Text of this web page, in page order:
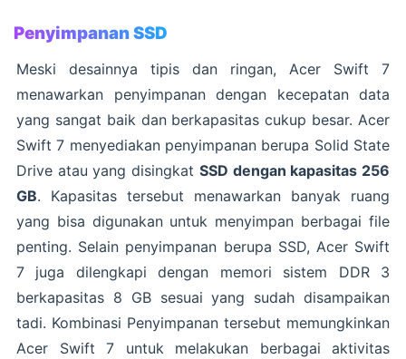
Penyimpanan SSD
Meski desainnya tipis dan ringan, Acer Swift 7
menawarkan penyimpanan dengan kecepatan data
yang sangat baik dan berkapasitas cukup besar. Acer
Swift 7 menyediakan penyimpanan berupa Solid State
Drive atau yang disingkat SSD dengan kapasitas 256
GB. Kapasitas tersebut menawarkan banyak ruang
yang bisa digunakan untuk menyimpan berbagai file
penting. Selain penyimpanan berupa SSD, Acer Swift
7 juga dilengkapi dengan memori sistem DDR 3
berkapasitas 8 GB sesuai yang sudah disampaikan
tadi. Kombinasi Penyimpanan tersebut memungkinkan
Acer Swift 7 untuk melakukan berbagai aktivitas